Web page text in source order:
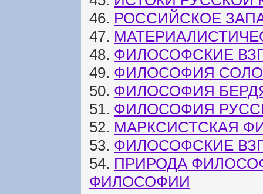
46. РОССИЙСКОЕ
47.
48. ФИЛОСОФСКИЕ
49. ФИЛОСОФИЯ
50. ФИЛОСОФИЯ
51. ФИЛОСОФИЯ
52. МАРКСИСТСКАЯ
53. ФИЛОСОФСКИЕ
54. ПРИРОДА
ФИЛОСОФИИ